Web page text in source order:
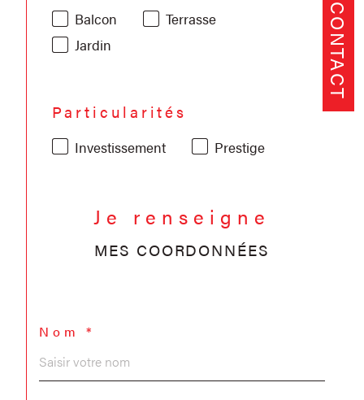
CONTACT
Balcon
Terrasse
Jardin
Particularités
Investissement Prestige
Je renseigne
MES COORDONNÉES
Nom *